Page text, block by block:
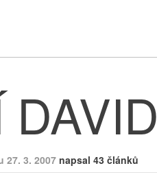
27. 3. 2007 napsal 43 článků